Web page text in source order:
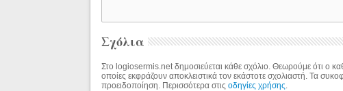
Σχόλια
Στο logiosermis.net δημοσιεύεται κάθε σχόλιο. Θεωρούμε ότι ο
οποίες εκφράζουν αποκλειστικά τον εκάστοτε σχολιαστή. Τα
προειδοποίηση. Περισσότερα στιςοδηγίες χρήσης